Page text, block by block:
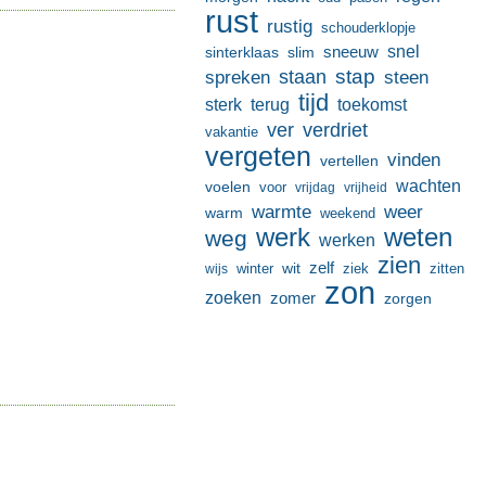
rust rustig schouderklopje
sinterklaas slim sneeuw snel
spreken staan stap steen
sterk terug tijd toekomst
vakantie ver verdriet
vergeten vertellen vinden
voelen voor vrijdag vrijheid wachten
warm warmte weekend weer
weg werk werken weten
wijs winter wit zelf ziek zien zitten
zoeken zomer zon zorgen